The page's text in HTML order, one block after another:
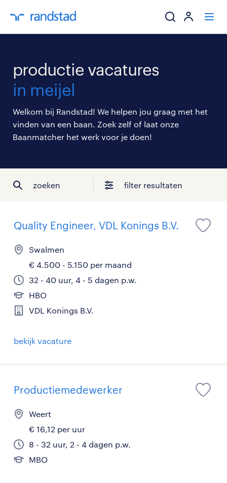
mijn carrière
over randstad
productie vacatures
in meijel
Welkom bij Randstad! We helpen jou graag met het
vinden van een baan. Zoek zelf of laat onze
Baanmatcher het werk voor je doen!
zoeken filter resultaten
Quality Engineer, VDL Konings B.V.
Swalmen
€ 4.500 - 5.150 per maand
32 - 40 uur, 4 - 5 dagen p.w.
HBO
VDL Konings B.V.
bekijk vacature
Productiemedewerker
Weert
€ 16,12 per uur
8 - 32 uur, 2 - 4 dagen p.w.
MBO